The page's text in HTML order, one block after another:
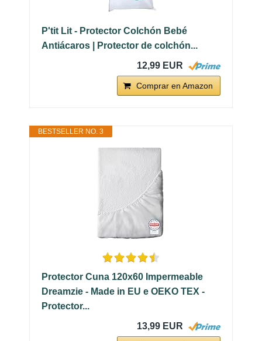
P'tit Lit - Protector Colchón Bebé
Antiácaros | Protector de colchón...
12,99 EUR
Comprar en Amazon
BESTSELLER NO. 3
Protector Cuna 120x60 Impermeable
Dreamzie - Made in EU e OEKO TEX -
Protector...
13,99 EUR